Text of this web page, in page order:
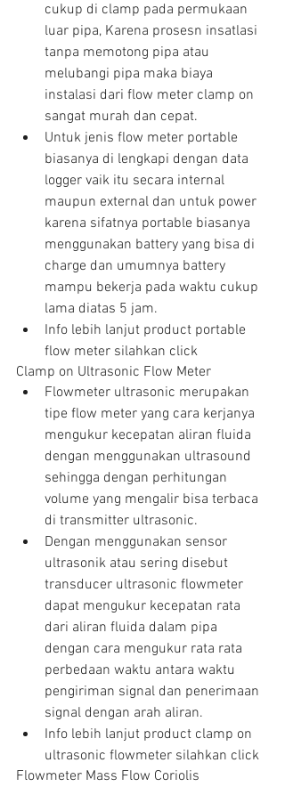
cukup di clamp pada permukaan
luar pipa, Karena prosesn insatlasi
tanpa memotong pipa atau
melubangi pipa maka biaya
instalasi dari flow meter clamp on
sangat murah dan cepat.
Untuk jenis flow meter portable
biasanya di lengkapi dengan data
logger vaik itu secara internal
maupun external dan untuk power
karena sifatnya portable biasanya
menggunakan battery yang bisa di
charge dan umumnya battery
mampu bekerja pada waktu cukup
lama diatas 5 jam.
Info lebih lanjut product portable
flow meter silahkan click
Clamp on Ultrasonic Flow Meter
Flowmeter ultrasonic merupakan
tipe flow meter yang cara kerjanya
mengukur kecepatan aliran fluida
dengan menggunakan ultrasound
sehingga dengan perhitungan
volume yang mengalir bisa terbaca
di transmitter ultrasonic.
Dengan menggunakan sensor
ultrasonik atau sering disebut
transducer ultrasonic flowmeter
dapat mengukur kecepatan rata
dari aliran fluida dalam pipa
dengan cara mengukur rata rata
perbedaan waktu antara waktu
pengiriman signal dan penerimaan
signal dengan arah aliran.
Info lebih lanjut product clamp on
ultrasonic flowmeter silahkan click
Flowmeter Mass Flow Coriolis